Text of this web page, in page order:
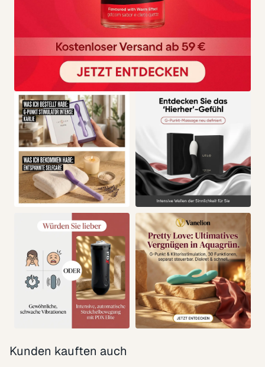
100 % NATÜRLICHES ÖL
PREMIUM QUALITÄT
Eigenschaften:
Im Vergleich zu einem herkömmlichen Kaltöl steigert die
Wärme des Wachses das Wohlbefinden.
Die Fließfähigkeit wird durch Wärme verbessert.
Das Öl dringt besser in die Epidermis ein und macht sie
weich.
Das Öl ist pflegend, beruhigend und schützend.
Es sorgt für Wohlbefinden und eignet sich hervorragend
zur Muskelentspannung nach sportlicher Anstrengung,
sowie zur Physiotherapie.
Wie benutzt man:
2- 10 Minuten warten – das Wachs wird flüssig.
3- Löschen Sie die Kerze.
4- Tragen Sie das Wachs auf die Haut auf (nachdem Sie
die Temperatur kontrolliert haben).
5- Üben Sie eine sinnliche Massage bei Ihrem Partner.
Inhalt: 60 Gramm
Kunden kauften auch